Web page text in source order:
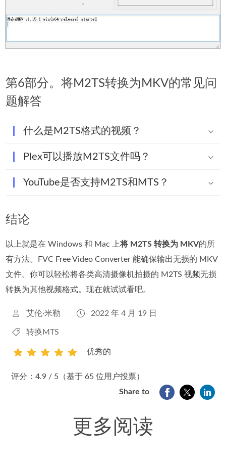
第6部分。将M2TS转换为MKV的常见问
题解答
什么是M2TS格式的视频？
Plex可以播放M2TS文件吗？
YouTube是否支持M2TS和MTS？
结论
以上就是在 Windows 和 Mac 上将 M2TS 转换为 MKV的所
有方法。FVC Free Video Converter 能确保输出无损的 MKV
文件。你可以轻松将各类高清摄像机拍摄的 M2TS 视频无损
转换为其他视频格式。现在就试试看吧。
艾伦·米勒 2022 年 4 月 19 日
转换MTS
1 5
优秀的
评分：4.9 / 5（基于 65 位用户投票）
Share to
更多阅读